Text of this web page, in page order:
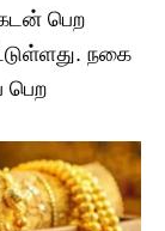
பெற
நகை
பெற